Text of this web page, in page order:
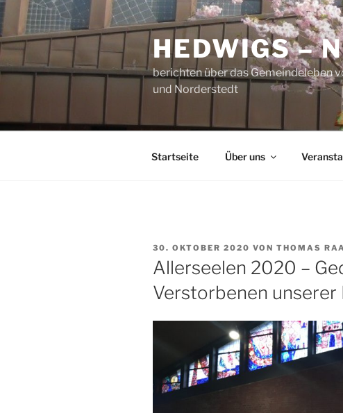
Zum
Inhalt
springen
HEDWIGS –
berichten über das Gemeindeleben
und Norderstedt
Startseite Über uns
VERÖFFENTLICHT
AM
30. OKTOBER 2020 VON THOMAS
Allerseelen 2020 –
Verstorbenen unserer